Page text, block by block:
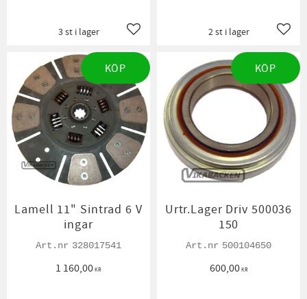
Lägg till i favoriter
3 st i lager 2 st i lager
Lamell 11" Sintrad 6 V
ingar
328017541
1 160,00KR
KÖP
Urtr.Lager Driv 500036
150
500104650
600,00KR
KÖP